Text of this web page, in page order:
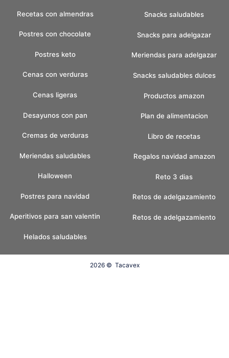
Recetas con almendras
Postres con chocolate
Postres keto
Cenas con verduras
Cenas ligeras
Desayunos con pan
Cremas de verduras
Meriendas saludables
Halloween
Postres para navidad
Aperitivos para san valentin
Helados saludables
Snacks saludables
Snacks para adelgazar
Meriendas para adelgazar
Snacks saludables dulces
Productos amazon
Plan de alimentacion
Libro de recetas
Regalos navidad amazon
Reto 3 dias
Retos de adelgazamiento
Retos de adelgazamiento
2026 © Tacavex